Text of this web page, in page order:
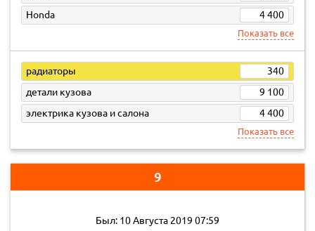
Honda
4 400
Показать все
радиаторы
340
детали кузова
9 100
электрика кузова и салона
4 400
Показать все
9
Был: 10 Августа 2019 07:59